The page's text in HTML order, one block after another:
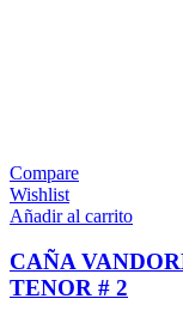
Compare
Wishlist
Añadir al carrito
CAÑA
TENOR # 2